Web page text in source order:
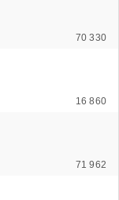
70 330
16 860
71 962